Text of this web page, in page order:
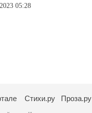
05:28
Стихи.ру Проза.ру